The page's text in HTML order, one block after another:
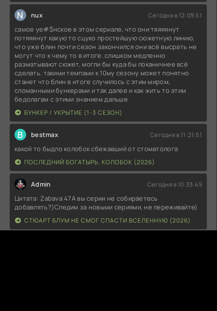
N nux Сегодня в 12:09:51
самое уе#$нское в этом сериале, что они тяяяянут
потяяянут какую то сцуко простейшую сюжетную линию,
что уже блин почти сезон закончился они всё высрать не
могут что к чему то в итоге. слишком медленно
разматывают сюжет, могли бы куда бы локаничнее всё
сделать. такими темпами к 10му сезону может понятно
станет что блин в итоге случилось с этим миром,
сломанными бункерами и так далее и как жить то этим
бедолагам с этими знанием дальше
БУНКЕР / УКРЫТИЕ (1-3 СЕЗОН)
B bestmax Сегодня в 11:21:51
какой то быдло колобок сбежавший от стоматолога
ПОСЛЕДНИЙ БОГАТЫРЬ. КОЛОБОК (2026)
Admin Сегодня в 10:33:49
Цитата: Zabava 47А вы серии не собираетесь
добавлять?)Следим за новыми сериями, не переживайте)
СТЮАРТ БЛУМ НЕ СМОГ СПАСТИ ВСЕЛЕННУЮ (2026)